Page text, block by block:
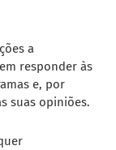
a
responder às
e, por
suas opiniões.